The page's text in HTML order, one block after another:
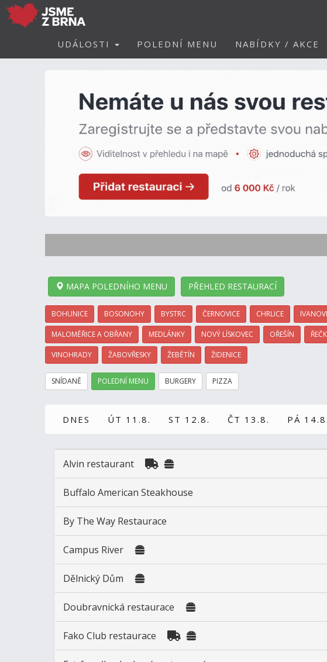
UDÁLOSTI POLEDNÍ MENU NABÍDKY / AKCE
MAPA POLEDNÍHO MENU PŘEHLED RESTAURACÍ
BOHUNICE BOSONOHY BYSTRC ČERNOVICE CHRLICE
MALOMĚŘICE A OBŘANY MEDLÁNKY NOVÝ LÍSKOVEC OŘEŠÍN
VINOHRADY ŽABOVŘESKY ŽEBĚTÍN ŽIDENICE
SNÍDANĚ POLEDNÍ MENU BURGERY PIZZA
DNES ÚT 11.8. ST 12.8. ČT 13.8. PÁ 14.8.
Alvin restaurant
Buffalo American Steakhouse
By The Way Restaurace
Campus River
Dělnický Dům
Doubravnická restaurace
Fako Club restaurace